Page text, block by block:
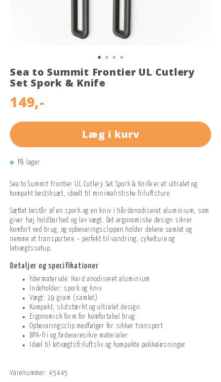
Sea to Summit Frontier UL Cutlery
Set Spork & Knife
149,-
Læg i kurv
På lager
Sea to Summit Frontier UL Cutlery Set Spork & Knife er et ultralet og
kompakt bestiksæt, ideelt til minimalistiske friluftsture.
Sættet består af en spork og en kniv i hårdanodiseret aluminium, som
giver høj holdbarhed og lav vægt. Det ergonomiske design sikrer
komfort ved brug, og opbevaringsclippen holder delene samlet og
nemme at transportere – perfekt til vandring, cykelture og
letvægtssetup.
Detaljer og specifikationer
Ydermateriale: Hard anodiseret aluminium
Indeholder: spork og kniv
Vægt: 19 gram (samlet)
Kompakt, slidstærkt og ultralet design
Ergonomisk form for komfortabel brug
Opbevaringsclip medfølger for sikker transport
BPA-fri og fødevaresikre materialer
Ideel til letvægtsfriluftsliv og kompakte pakkeløsninger
Varenummer: 45445